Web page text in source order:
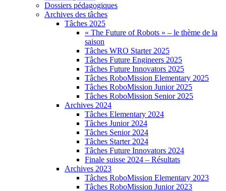
Dossiers pédagogiques
Archives des tâches
Tâches 2025
« The Future of Robots » – le thème de la
saison
Tâches WRO Starter 2025
Tâches Future Engineers 2025
Tâches Future Innovators 2025
Tâches RoboMission Elementary 2025
Tâches RoboMission Junior 2025
Tâches RoboMission Senior 2025
Archives 2024
Tâches Elementary 2024
Tâches Junior 2024
Tâches Senior 2024
Tâches Starter 2024
Tâches Future Innovators 2024
Finale suisse 2024 – Résultats
Archives 2023
Tâches RoboMission Elementary 2023
Tâches RoboMission Junior 2023